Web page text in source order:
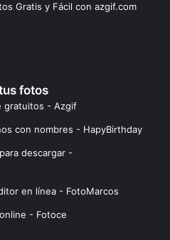
Gratis y Fácil con azgif.com
fotos
gratuitos - Azgif
con nombres - HapyBirthday
descargar -
en línea - FotoMarcos
- Fotoce